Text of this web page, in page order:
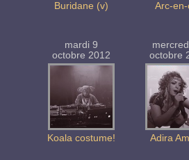
Buridane (v) Arc-
mardi 9
octobre 2012
Koala costume!
octobre
Adira